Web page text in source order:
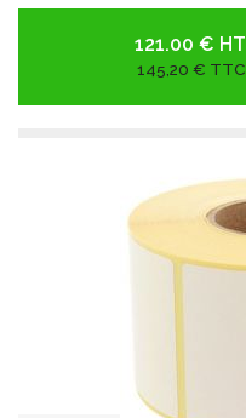
121.00 € HT
145,20 € TTC